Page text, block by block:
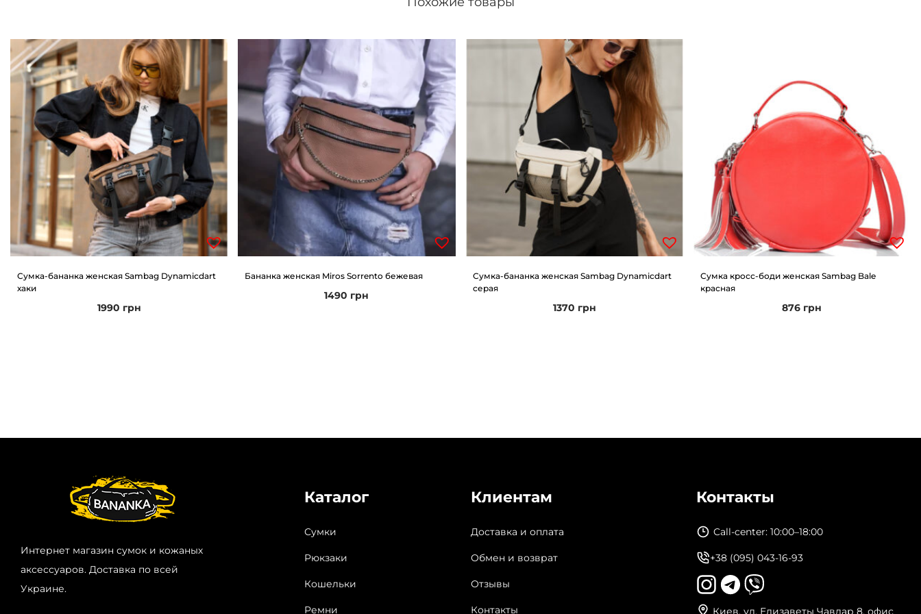
в
а
Сумка-бананка женская Sambag Dynamicdart
хаки
1990 грн
Бананка женская Miros Sorrento бежевая
1490 грн
Сумка-бананка женская Sambag Dynamicdart
серая
1370 грн
Сумка кросс-боди женская Sambag Bale
красная
876 грн
Интернет магазин сумок и кожаных
аксессуаров. Доставка по всей
Украине.
Каталог
Сумки
Рюкзаки
Кошельки
Ремни
Клиентам
Доставка и оплата
Обмен и возврат
Отзывы
Контакты
Контакты
Call-center: 10:00–18:00
+38 (095) 043-16-93
Киев, ул. Елизаветы Чавдар 8, офис